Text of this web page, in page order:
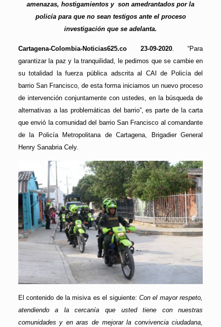
amenazas, hostigamientos y son amedrantados por la
policía para que no sean testigos ante el proceso
investigación que se adelanta.
Cartagena-Colombia-Noticias625.co 23-09-2020. “Para
garantizar la paz y la tranquilidad, le pedimos que se cambie en
su totalidad la fuerza pública adscrita al CAI de Policía del
barrio San Francisco, de esta forma iniciamos un nuevo proceso
de intervención conjuntamente con ustedes, en la búsqueda de
alternativas a las problemáticas del barrio”, es parte de la carta
que envió la comunidad del barrio San Francisco al comandante
de la Policía Metropolitana de Cartagena, Brigadier General
Henry Sanabria Cely.
El contenido de la misiva es el siguiente: Con el mayor respeto,
atendiendo a la cercanía que usted tiene con nuestras
comunidades y en aras de mejorar la convivencia ciudadana,